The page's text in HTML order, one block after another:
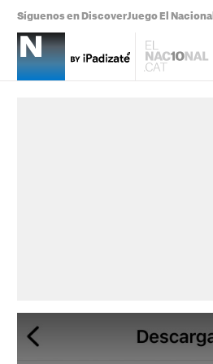
Síguenos en DiscoverJuego El Nacional